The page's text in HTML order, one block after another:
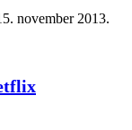
november 2013.